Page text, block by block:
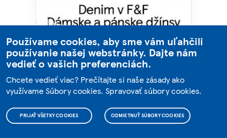
25 % zľavu na dámske a pánske
džínsy
džínsy/Clubcard ceny.Ponuka platí
od30.8. do 12.9.2023len pri predložení
karty Clubcard na vybranédámske
Používame cookies, aby sme vám uľahčili
používanie našej webstránky. Dajte nám
vedieť o vašich preferenciách.
Chcete vedieť viac? Prečítajte si naše zásady ako
využívame Súbory cookies. Spravovať súbory cookies.
PRIJAŤ VŠETKY COOKIES ODMIETNUŤ SÚBORY COOKIES